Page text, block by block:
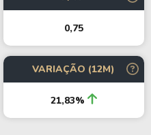
0,75
VARIAÇÃO (12M)
21,83%